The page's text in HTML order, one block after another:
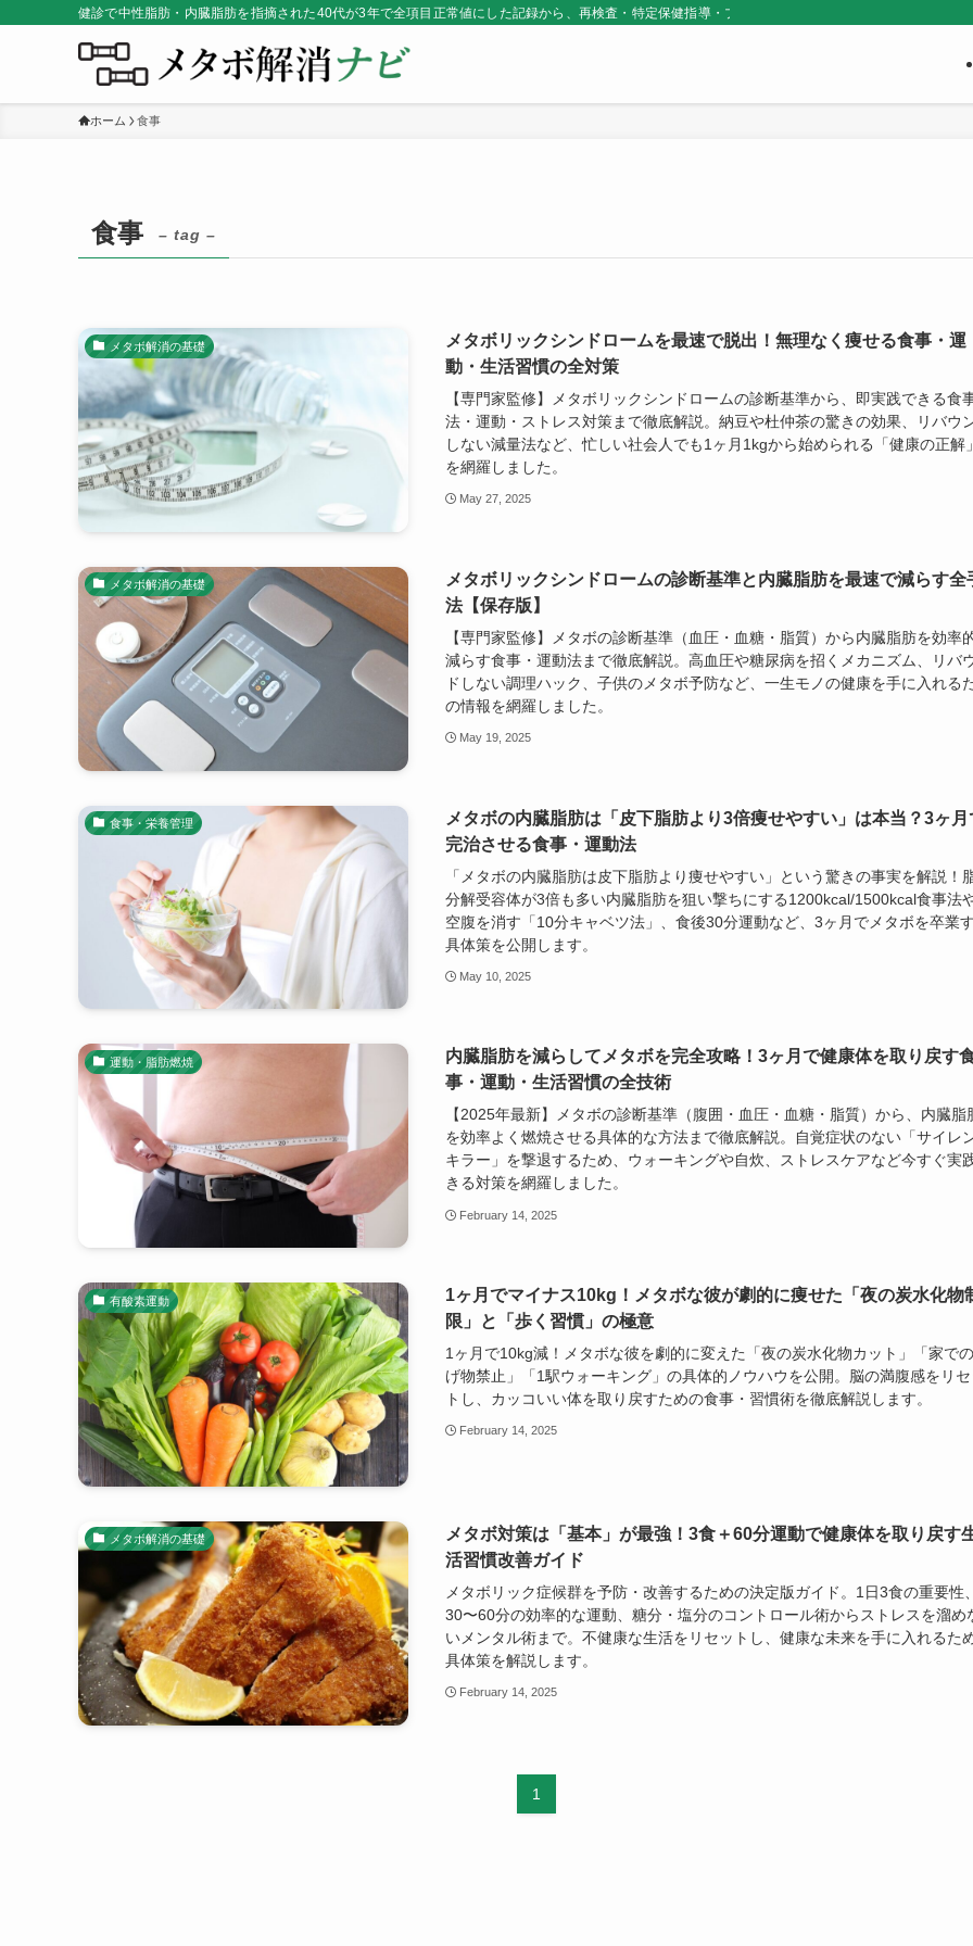
健診で中性脂肪・内臓脂肪を指摘された40代が3年で全項目正常値にした記録から、再検査・特定保健指導・プライベートジムの選び方を当事者目線で
ホーム 食事
食事 – tag –
メタボ解消の基礎
メタボリックシンドロームを最速で脱出！無理なく痩せる食事・運
動・生活習慣の全対策
【専門家監修】メタボリックシンドロームの診断基準から、即実践できる食
法・運動・ストレス対策まで徹底解説。納豆や杜仲茶の驚きの効果、リバウ
しない減量法など、忙しい社会人でも1ヶ月1kgから始められる「健康の正解」
を網羅しました。
May 27, 2025
メタボ解消の基礎
メタボリックシンドロームの診断基準と内臓脂肪を最速で減らす全
法【保存版】
【専門家監修】メタボの診断基準（血圧・血糖・脂質）から内臓脂肪を効率
減らす食事・運動法まで徹底解説。高血圧や糖尿病を招くメカニズム、リバ
ドしない調理ハック、子供のメタボ予防など、一生モノの健康を手に入れる
の情報を網羅しました。
May 19, 2025
食事・栄養管理
メタボの内臓脂肪は「皮下脂肪より3倍痩せやすい」は本当？3ヶ月
完治させる食事・運動法
「メタボの内臓脂肪は皮下脂肪より痩せやすい」という驚きの事実を解説！
分解受容体が3倍も多い内臓脂肪を狙い撃ちにする1200kcal/1500kcal食事法や
空腹を消す「10分キャベツ法」、食後30分運動など、3ヶ月でメタボを卒業
具体策を公開します。
May 10, 2025
運動・脂肪燃焼
内臓脂肪を減らしてメタボを完全攻略！3ヶ月で健康体を取り戻す
事・運動・生活習慣の全技術
【2025年最新】メタボの診断基準（腹囲・血圧・血糖・脂質）から、内臓脂
を効率よく燃焼させる具体的な方法まで徹底解説。自覚症状のない「サイレ
キラー」を撃退するため、ウォーキングや自炊、ストレスケアなど今すぐ実
きる対策を網羅しました。
February 14, 2025
有酸素運動
1ヶ月でマイナス10kg！メタボな彼が劇的に痩せた「夜の炭水化物
限」と「歩く習慣」の極意
1ヶ月で10kg減！メタボな彼を劇的に変えた「夜の炭水化物カット」「家で
げ物禁止」「1駅ウォーキング」の具体的ノウハウを公開。脳の満腹感をリセ
トし、カッコいい体を取り戻すための食事・習慣術を徹底解説します。
February 14, 2025
メタボ解消の基礎
メタボ対策は「基本」が最強！3食＋60分運動で健康体を取り戻す
活習慣改善ガイド
メタボリック症候群を予防・改善するための決定版ガイド。1日3食の重要性、
30〜60分の効率的な運動、糖分・塩分のコントロール術からストレスを溜め
いメンタル術まで。不健康な生活をリセットし、健康な未来を手に入れるた
具体策を解説します。
February 14, 2025
1